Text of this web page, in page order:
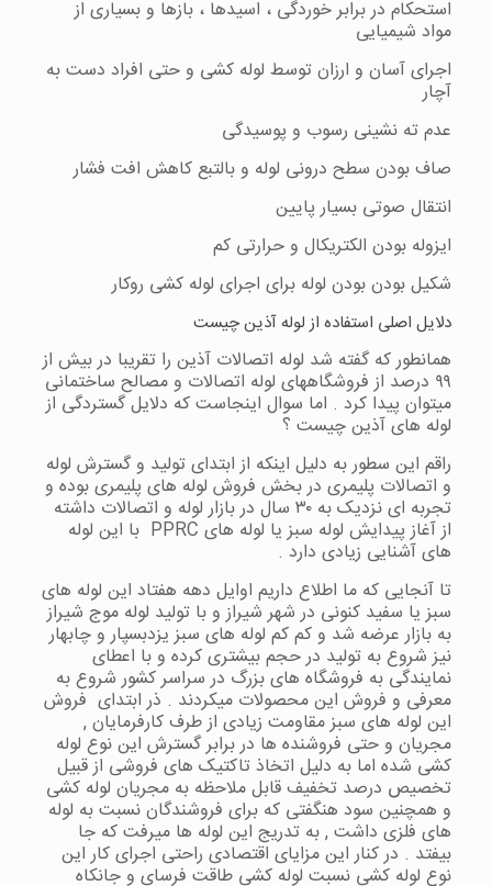
استحکام در برابر خوردگی ، اسیدها ، بازها و بسیاری از
مواد شیمیایی
اجرای آسان و ارزان توسط لوله کشی و حتی افراد دست به
آچار
عدم ته نشینی رسوب و پوسیدگی
صاف بودن سطح درونی لوله و بالتبع کاهش افت فشار
انتقال صوتی بسیار پایین
ایزوله بودن الکتریکال و حرارتی کم
شکیل بودن بودن لوله برای اجرای لوله کشی روکار
دلایل اصلی استفاده از لوله آذین چیست
همانطور که گفته شد لوله اتصالات آذین را تقریبا در بیش از
۹۹ درصد از فروشگاههای لوله اتصالات و مصالح ساختمانی
میتوان پیدا کرد . اما سوال اینجاست که دلایل گستردگی از
لوله های آذین چیست ؟
راقم این سطور به دلیل اینکه از ابتدای تولید و گسترش لوله
و اتصالات پلیمری در بخش فروش لوله های پلیمری بوده و
تجربه ای نزدیک به ۳۰ سال در بازار لوله و اتصالات داشته
از آغاز پیدایش لوله سبز یا لوله های PPRC با این لوله
های آشنایی زیادی دارد .
تا آنجایی که ما اطلاع داریم اوایل دهه هفتاد این لوله های
سبز یا سفید کنونی در شهر شیراز و با تولید لوله موج شیراز
به بازار عرضه شد و کم کم لوله های سبز یزدبسپار و چابهار
نیز شروع به تولید در حجم بیشتری کرده و با اعطای
نمایندگی به فروشگاه های بزرگ در سراسر کشور شروع به
معرفی و فروش این محصولات میکردند . ذر ابتدای فروش
این لوله های سبز مقاومت زیادی از طرف کارفرمایان ,
مجریان و حتی فروشنده ها در برابر گسترش این نوع لوله
کشی شده اما به دلیل اتخاذ تاکتیک های فروشی از قبیل
تخصیص درصد تخفیف قابل ملاحظه به مجریان لوله کشی
و همچنین سود هنگفتی که برای فروشندگان نسبت به لوله
های فلزی داشت , به تدریج این لوله ها میرفت که جا
بیفتد . در کنار این مزایای اقتصادی راحتی اجرای کار این
نوع لوله کشی نسبت لوله کشی طاقت فرسای و جانکاه